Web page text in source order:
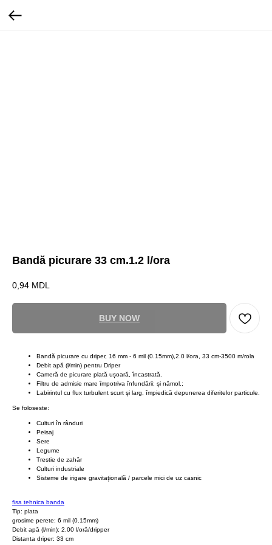
Bandă picurare 33 cm.1.2 l/ora
0,94 MDL
BUY NOW
Bandă picurare cu driper, 16 mm - 6 mil (0.15mm),2.0 l/ora, 33 cm-3500 m/rola
Debit apă (l/min) pentru Driper
Cameră de picurare plată ușoară, încastrată.
Filtru de admisie mare împotriva înfundării; și nămol.;
Labirintul cu flux turbulent scurt și larg, împiedică depunerea diferitelor particule.
Se foloseste:
Culturi în rânduri
Peisaj
Sere
Legume
Trestie de zahăr
Culturi industriale
Sisteme de irigare gravitațională / parcele mici de uz casnic
fisa tehnica banda
Tip: plata
grosime perete: 6 mil (0.15mm)
Debit apă (l/min): 2.00 l/oră/dripper
Distanta driper: 33 cm